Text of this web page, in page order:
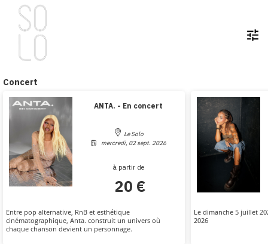
tune
Concert
ANTA. - En concert
Le Solo
mercredi, 02 sept. 2026
à partir de
20 €
Entre pop alternative, RnB et esthétique
cinématographique, Anta. construit un univers où
chaque chanson devient un personnage.
Le dimanche 5 juillet
2026